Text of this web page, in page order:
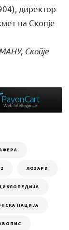
директор
на Скопје
Скопје
ЛОЗАРИ
НАЦИЈА